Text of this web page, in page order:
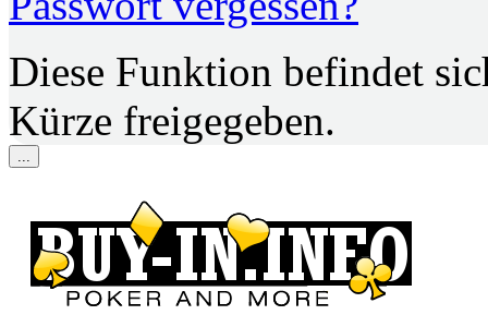
Diese Funktion befindet
Kürze freigegeben.